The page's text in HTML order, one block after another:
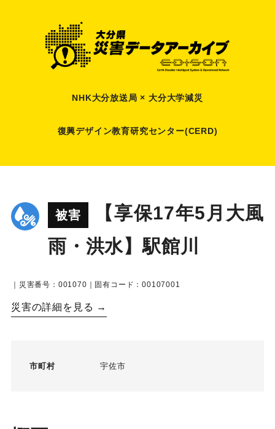
NHK大分放送局 × 大分大学減災
復興デザイン教育研究センター(CERD)
被害
【享保17年5月大風
雨・洪水】駅館川
｜災害番号：001070｜固有コード：00107001
災害の詳細を見る →
市町村 宇佐市